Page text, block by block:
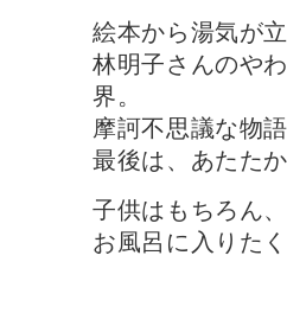
絵本から湯気が
林明子さんのや
界。
摩訶不思議な物
最後は、あたた
子供はもちろん
お風呂に入りた